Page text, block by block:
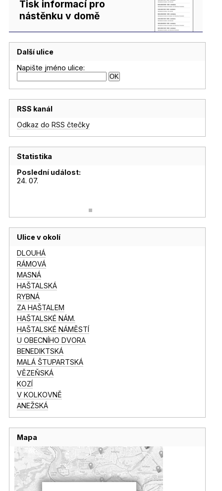
Tisk informací pro
nástěnku v domě
Další ulice
Napište jméno ulice:
RSS kanál
Odkaz do RSS čtečky
Statistika
Poslední událost:
24. 07.
Ulice v okolí
DLOUHÁ
RÁMOVÁ
MASNÁ
HAŠTALSKÁ
RYBNÁ
ZA HAŠTALEM
HAŠTALSKÉ NÁM.
HAŠTALSKÉ NÁMĚSTÍ
U OBECNÍHO DVORA
BENEDIKTSKÁ
MALÁ ŠTUPARTSKÁ
VĚZEŇSKÁ
KOZÍ
V KOLKOVNĚ
ANEŽSKÁ
Mapa